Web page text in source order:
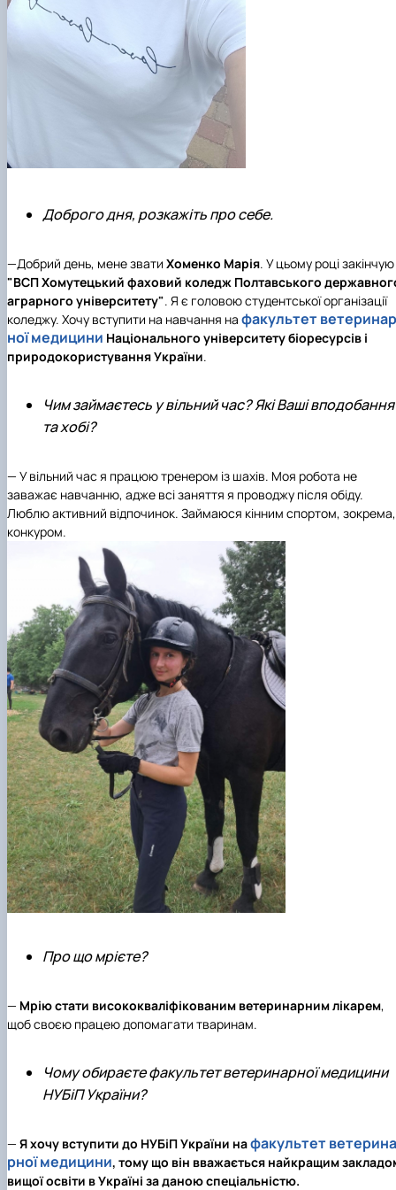
Доброго дня, розкажіть про себе.
—Добрий день, мене звати Хоменко Марія. У цьому році закінчую
"ВСП Хомутецький фаховий коледж Полтавського
аграрного університету". Я є головою студентської організації
коледжу. Хочу вступити на навчання на факультет ветеринар
ної медицини Національного університету біоресурсів і
природокористування України.
Чим займаєтесь у вільний час? Які Ваші вподобання
та хобі?
— У вільний час я працюю тренером із шахів. Моя робота не
заважає навчанню, адже всі заняття я проводжу після обіду.
Люблю активний відпочинок. Займаюся кінним спортом, зокрема,
конкуром.
Про що мрієте?
— Мрію стати висококваліфікованим ветеринарним лікарем,
щоб своєю працею допомагати тваринам.
Чому обираєте факультет ветеринарної медицини
НУБіП України?
— Я хочу вступити до НУБіП України нафакультет ветерина
рної медицини, тому що він вважається найкращим
вищої освіти в Україні за даною спеціальністю.